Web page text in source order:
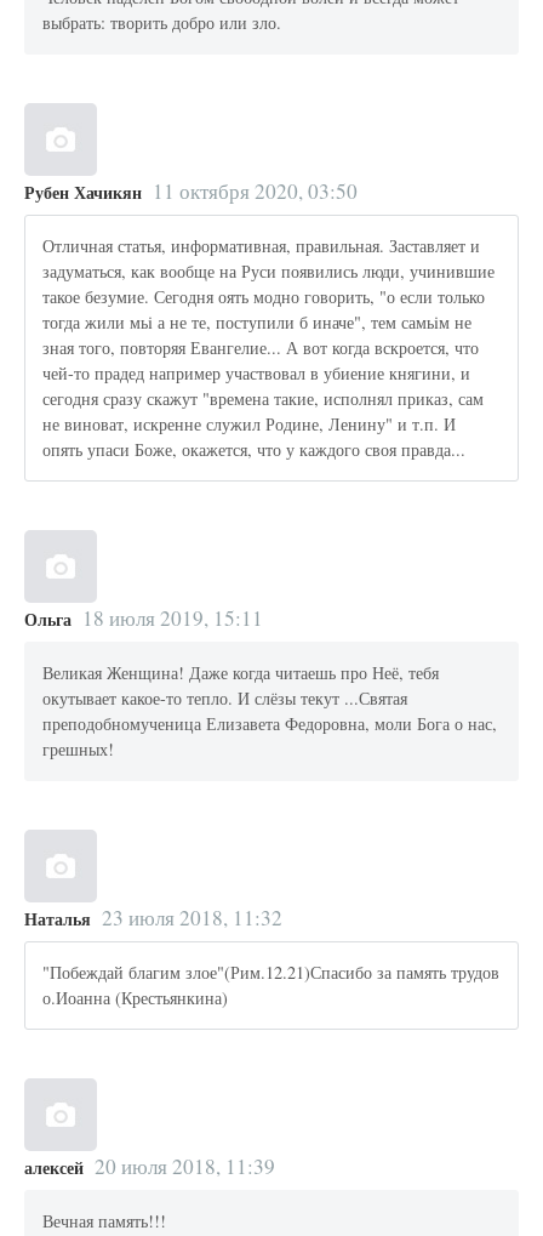
выбрать: творить добро или зло.
Рубен Хачикян 11 октября 2020, 03:50
Отличная статья, информативная, правильная. Заставляет и
задуматься, как вообще на Руси появились люди, учинившие
такое безумие. Сегодня оять модно говорить, "о если только
тогда жили мьi а не те, поступили б иначе", тем самьiм не
зная того, повторяя Евангелие... А вот когда вскроется, что
чей-то прадед например участвовал в убиение княгини, и
сегодня сразу скажут "времена такие, исполнял приказ, сам
не виноват, искренне служил Родине, Ленину" и т.п. И
опять упаси Боже, окажется, что у каждого своя правда...
Ольга 18 июля 2019, 15:11
Великая Женщина! Даже когда читаешь про Неё, тебя
окутывает какое-то тепло. И слёзы текут ...Святая
преподобномученица Елизавета Федоровна, моли Бога о нас,
грешных!
Наталья 23 июля 2018, 11:32
"Побеждай благим злое"(Рим.12.21)Спасибо за память трудов
о.Иоанна (Крестьянкина)
алексей 20 июля 2018, 11:39
Вечная память!!!